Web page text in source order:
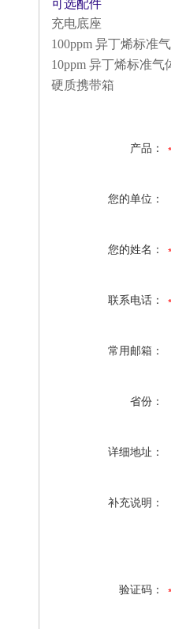
可选配件
充电底座
100ppm 异丁烯标准
10ppm 异丁烯标准气
硬质携带箱
产品：
您的单位：
您的姓名：
联系电话：
常用邮箱：
省份：
详细地址：
补充说明：
验证码：